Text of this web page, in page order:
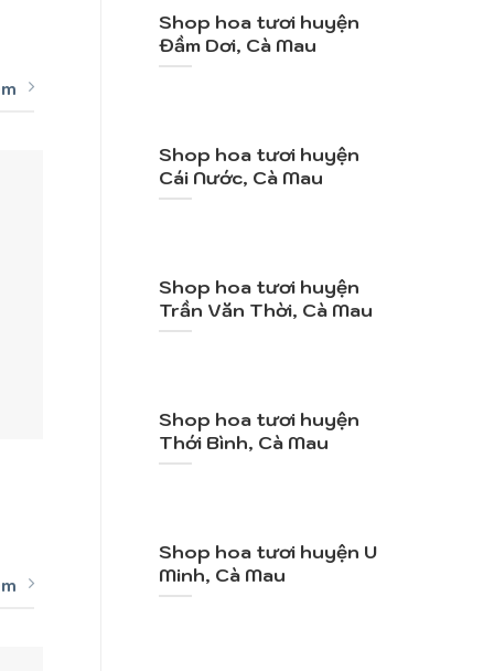
2.100.000VND
Mã SP: TY085
Shop hoa tươi huyện
Đầm Dơi, Cà Mau
Shop hoa tươi huyện
Cái Nước, Cà Mau
Shop hoa tươi huyện
Trần Văn Thời, Cà Mau
Shop hoa tươi huyện
Thới Bình, Cà Mau
Shop hoa tươi huyện U
Minh, Cà Mau